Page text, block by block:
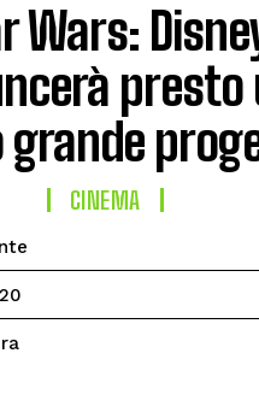
Wars:
presto
grande
CINEMA